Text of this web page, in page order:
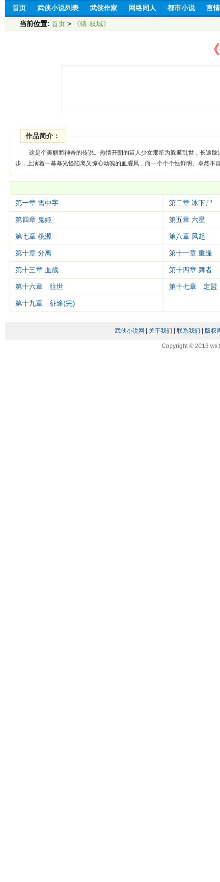
首页 武侠小说列表 武侠作家 网络同人 都市小说 言
当前位置: 首页 > 《镜·双城》
作品简介：
这是个美丽而神奇的传说。热情开朗的苗人少女那笙为躲避乱世，长途
步，上演着一幕幕光怪陆离又惊心动魄的血腥风，而一个个个性鲜明、卓然
第一章 雪中字 第二章 冰下尸
第四章 鬼姬 第五章 六星
第七章 桃源 第八章 风起
第十章 分离 第十一章 重逢
第十三章 血战 第十四章 舞者
第十六章 往世 第十七章 定盟
第十九章 征途(完)
武侠小说网 关于我们 联系我们 版权
Copyright © 2013